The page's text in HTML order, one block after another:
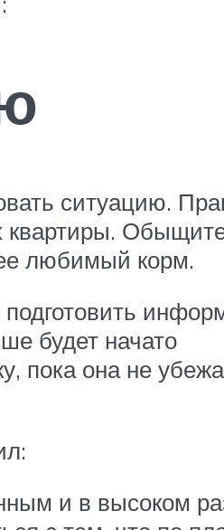
ситуацию.
квартиры.
любимый корм.
будет начато
пока она не
и в высоком